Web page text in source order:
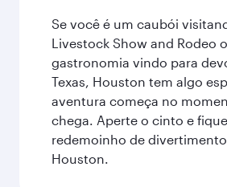
Se você é um caubói
Livestock Show and Rodeo
gastronomia vindo para
Texas, Houston tem algo
aventura começa no
chega. Aperte o cinto e
redemoinho de
Houston.